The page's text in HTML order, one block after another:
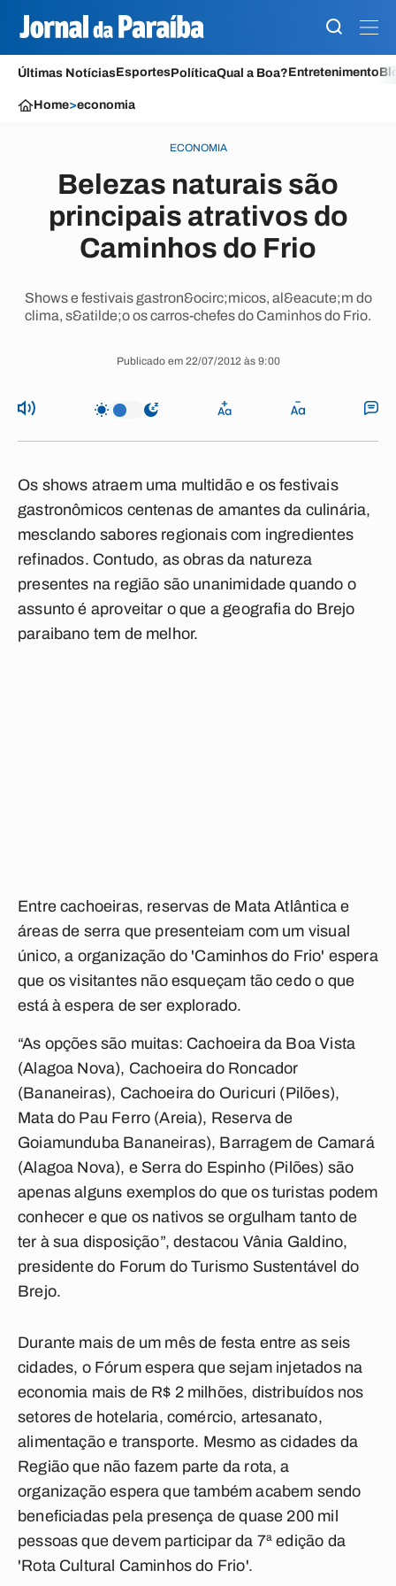
Últimas NotíciasEsportesPolíticaQual a Boa?Entretenimento
Home>economia
ECONOMIA
Belezas naturais são
principais atrativos do
Caminhos do Frio
Shows e festivais gastron&ocirc;micos, al&eacute;m do
clima, s&atilde;o os carros-chefes do Caminhos do Frio.
Publicado em 22/07/2012 às 9:00
Os shows atraem uma multidão e os festivais
gastronômicos centenas de amantes da culinária,
mesclando sabores regionais com ingredientes
refinados. Contudo, as obras da natureza
presentes na região são unanimidade quando o
assunto é aproveitar o que a geografia do Brejo
paraibano tem de melhor.
Entre cachoeiras, reservas de Mata Atlântica e
áreas de serra que presenteiam com um visual
único, a organização do 'Caminhos do Frio' espera
que os visitantes não esqueçam tão cedo o que
está à espera de ser explorado.
“As opções são muitas: Cachoeira da Boa Vista
(Alagoa Nova), Cachoeira do Roncador
(Bananeiras), Cachoeira do Ouricuri (Pilões),
Mata do Pau Ferro (Areia), Reserva de
Goiamunduba Bananeiras), Barragem de Camará
(Alagoa Nova), e Serra do Espinho (Pilões) são
apenas alguns exemplos do que os turistas podem
conhecer e que os nativos se orgulham tanto de
ter à sua disposição”, destacou Vânia Galdino,
presidente do Forum do Turismo Sustentável do
Brejo.
Durante mais de um mês de festa entre as seis
cidades, o Fórum espera que sejam injetados na
economia mais de R$ 2 milhões, distribuídos nos
setores de hotelaria, comércio, artesanato,
alimentação e transporte. Mesmo as cidades da
Região que não fazem parte da rota, a
organização espera que também acabem sendo
beneficiadas pela presença de quase 200 mil
pessoas que devem participar da 7ª edição da
'Rota Cultural Caminhos do Frio'.